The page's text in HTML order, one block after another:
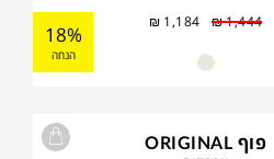
₪1,444
₪ 1,184
18%
הנחה
פוף ORIGINAL